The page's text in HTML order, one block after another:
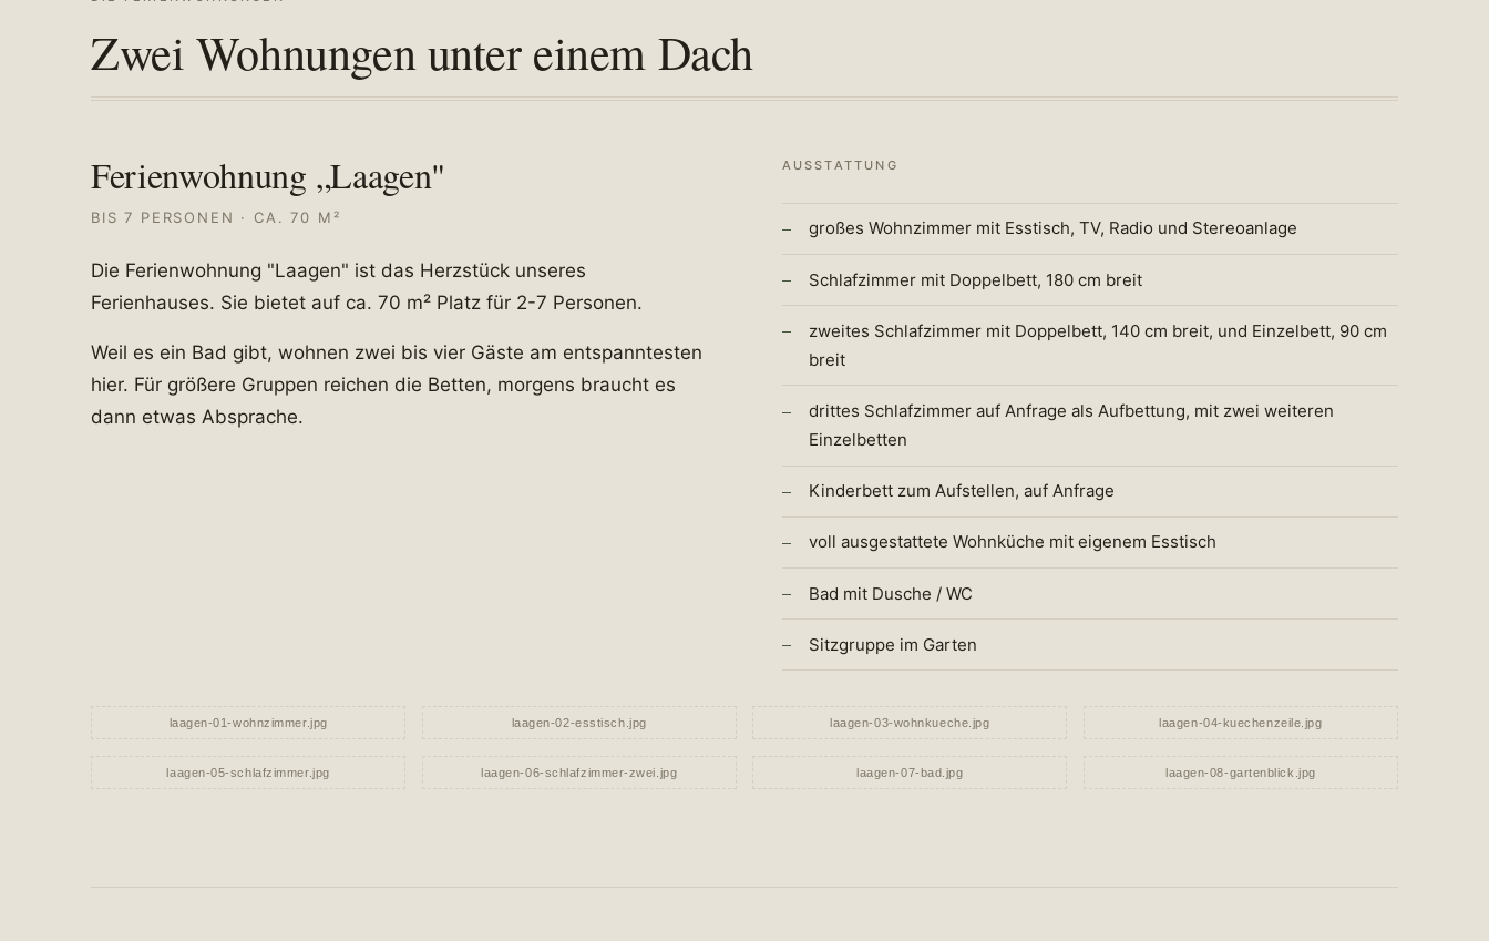
Zwei Wohnungen unter einem Dach
Ferienwohnung „Laagen"
BIS 7 PERSONEN · CA. 70 M²
Die Ferienwohnung "Laagen" ist das Herzstück unseres
Ferienhauses. Sie bietet auf ca. 70 m² Platz für 2-7 Personen.
Weil es ein Bad gibt, wohnen zwei bis vier Gäste am entspanntesten
hier. Für größere Gruppen reichen die Betten, morgens braucht es
dann etwas Absprache.
AUSSTATTUNG
großes Wohnzimmer mit Esstisch, TV, Radio und Stereoanlage
Schlafzimmer mit Doppelbett, 180 cm breit
zweites Schlafzimmer mit Doppelbett, 140 cm breit, und Einzelbett, 90 cm
breit
drittes Schlafzimmer auf Anfrage als Aufbettung, mit zwei weiteren
Einzelbetten
Kinderbett zum Aufstellen, auf Anfrage
voll ausgestattete Wohnküche mit eigenem Esstisch
Bad mit Dusche / WC
Sitzgruppe im Garten